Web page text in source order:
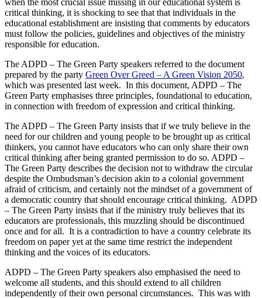
critical thinking, it is shocking to see that that individuals in the
educational establishment are insisting that comments by educators
must follow the policies, guidelines and objectives of the ministry
responsible for education.
The ADPD – The Green Party speakers referred to the document
prepared by the party Green Over Greed – A Green Vision 2050,
which was presented last week. In this document, ADPD – The
Green Party emphasises three principles, foundational to education,
in connection with freedom of expression and critical thinking.
The ADPD – The Green Party insists that if we truly believe in the
need for our children and young people to be brought up as critical
thinkers, you cannot have educators who can only share their own
critical thinking after being granted permission to do so. ADPD –
The Green Party describes the decision not to withdraw the circular
despite the Ombudsman’s decision akin to a colonial government
afraid of criticism, and certainly not the mindset of a government of
a democratic country that should encourage critical thinking. ADPD
– The Green Party insists that if the ministry truly believes that its
educators are professionals, this muzzling should be discontinued
once and for all. It is a contradiction to have a country celebrate its
freedom on paper yet at the same time restrict the independent
thinking and the voices of its educators.
ADPD – The Green Party speakers also emphasised the need to
welcome all students, and this should extend to all children
independently of their own personal circumstances. This was with